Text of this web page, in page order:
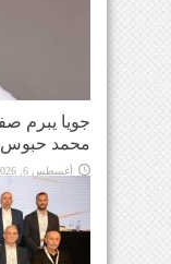
جويا يبرم
محمد حبوس
أغسطس 6, 2026